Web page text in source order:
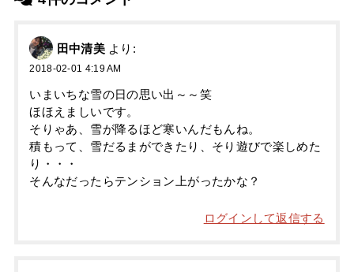
田中清美 より:
2018-02-01 4:19 AM
いまいちな雪の日の思い出～～笑
ほほえましいです。
そりゃあ、雪が降るほど寒いんだもんね。
積もって、雪だるまができたり、そり遊びで楽しめた
り・・・
そんなだったらテンション上がったかな？
ログインして返信する